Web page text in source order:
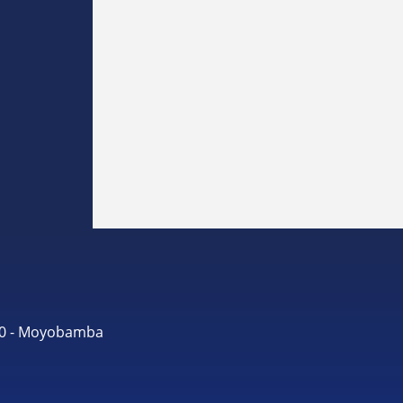
- Moyobamba